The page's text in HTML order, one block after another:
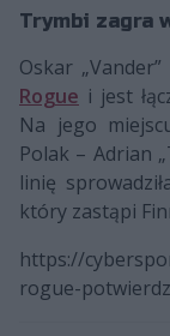
Trymbi zagra
Oskar
Rogue i jest
Na jego
Polak – Adrian
linię
który zastąpi
https://
rogue-